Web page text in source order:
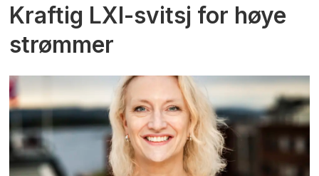
Kraftig LXI-svitsj for høye
strømmer